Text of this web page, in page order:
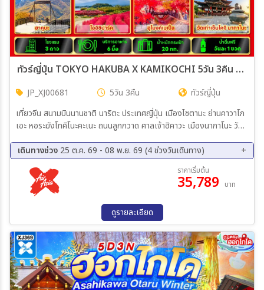
ทัวร์ญี่ปุ่น TOKYO HAKUBA X KAMIKOCHI 5วัน 3คืน (XJ)
JP_XJ00681 5วัน 3คืน
ทัวร์ญี่ปุ่น
เที่ยวจีน สนามบินนานชาติ นาริตะ ประเทศญี่ปุ่น เมืองไซตามะ ย่านคาวาโก
เอะ หอระฆังโทคิโนะคะเนะ ถนนลูกกวาด ศาลเจ้าฮิคาวะ เมืองนากาโนะ วัด
อาห์ ฮาคุบะ เมาท์เท่น ฮาร์เบอร์ เดอะซิตี้ เบเกอรี่ อิวาตาเกะ ยู้ฮู สวิง
อุทยานคามิโคจิ จุดชมวิวทะเลสาบสุวะ
เดินทางช่วง 25 ต.ค. 69 - 08 พ.ย. 69 (4 ช่วงวันเดินทาง)
25 ต.ค. 69 - 29 ต.ค. 69
29 ต.ค. 69 - 02 พ.ย. 69
31 ต.ค. 69 - 04 พ.ย. 69
04 พ.ย. 69 - 08 พ.ย. 69
ราคาเริ่มต้น
35,789 บาท
ดูรายละเอียด